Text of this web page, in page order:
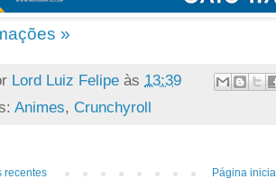
»
Lord Luiz Felipe às 13:39
Animes, Crunchyroll
recentes Página